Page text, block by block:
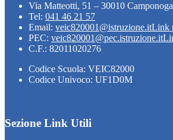
Via Matteotti, 51 – 30010
Tel: 041 46 21 57
Email: veic820001@istruzione.itLink
PEC: veic820001@pec.istruzione.it
C.F.: 82011020276
Codice Scuola: VEIC82000
Codice Univoco: UF1D0M
Sezione Link Utili